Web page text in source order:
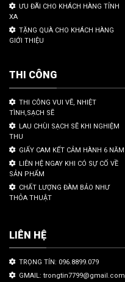
ƯU ĐÃI CHO KHÁCH HÀNG TỈNH
XA
TẶNG QUÀ CHO KHÁCH HÀNG
GIỚI THIỆU
THI CÔNG
THI CÔNG VUI VẼ, NHIỆT
TÌNH,SẠCH SẼ
LAU CHÙI SẠCH SẼ KHI NGHIỆM
THU
GIẤY CAM KẾT CẢM HÀNH 6 NĂM
LIÊN HỆ NGAY KHI CÓ SỰ CỐ VỀ
SẢN PHẨM
CHẤT LƯỢNG ĐÀM BẢO NHƯ
THỎA THUẬT
LIÊN HỆ
TRỌNG TÍN: 096.8899.079
GMAIL: trongtin7799@gmail.com